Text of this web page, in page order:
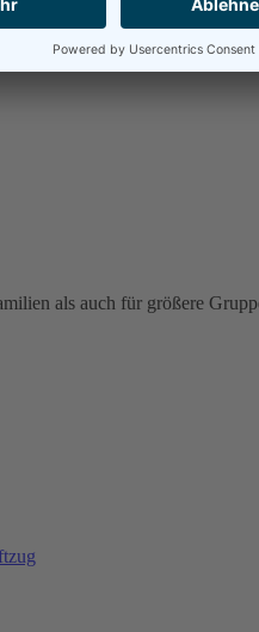
als auch für größere